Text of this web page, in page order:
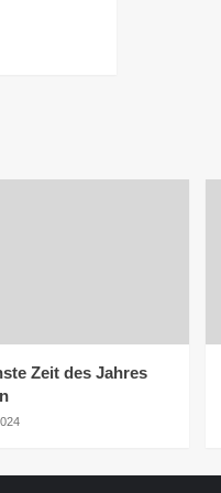
Zeit des Jahres